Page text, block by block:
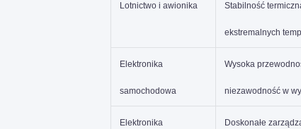
Lotnictwo i awionika Stabilność
ekstremalnych
Elektronika
samochodowa
Wysoka
niezawodność w
Elektronika Doskonałe